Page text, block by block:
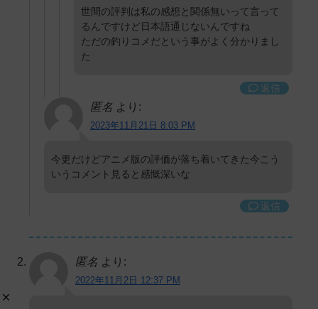
世間の評判は私の感想と関係無いって言って
るんですけど日本語通じないんですね
ただの釣りコメだという事がよく分かりまし
た
返信
匿名 より:
2023年11月21日 8:03 PM
今更だけどアニメ版の評価が落ち着いてきた今こう
いうコメント見ると感慨深いな
返信
匿名 より:
2022年11月2日 12:37 PM